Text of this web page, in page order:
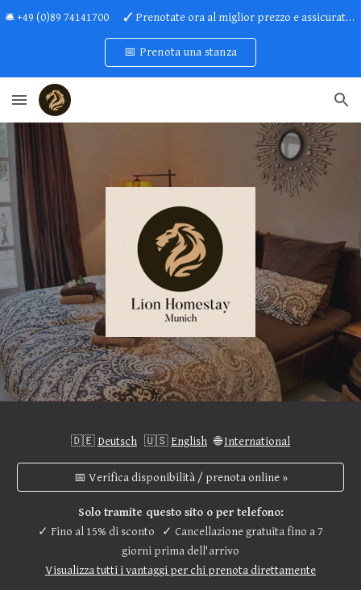
🛎 +49 (0)89 74141700 ✓ Prenotate ora al miglior prezzo e assicuratevi ulteriori vantaggi!
📅 Prenota una stanza
🇩🇪 Deutsch 🇺🇸 English 🌐International
📅 Verifica disponibilità / prenota online »
Solo tramite questo sito o per telefono:
✓ Fino al 15% di sconto
✓ Cancellazione gratuita fino a 7
giorni prima dell'arrivo
Visualizza tutti i vantaggi per chi prenota direttamente